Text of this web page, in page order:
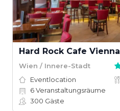
Hard Rock Cafe Vienna
Wien / Innere-Stadt
Eventlocation
6Veranstaltungsräume
300 Gäste